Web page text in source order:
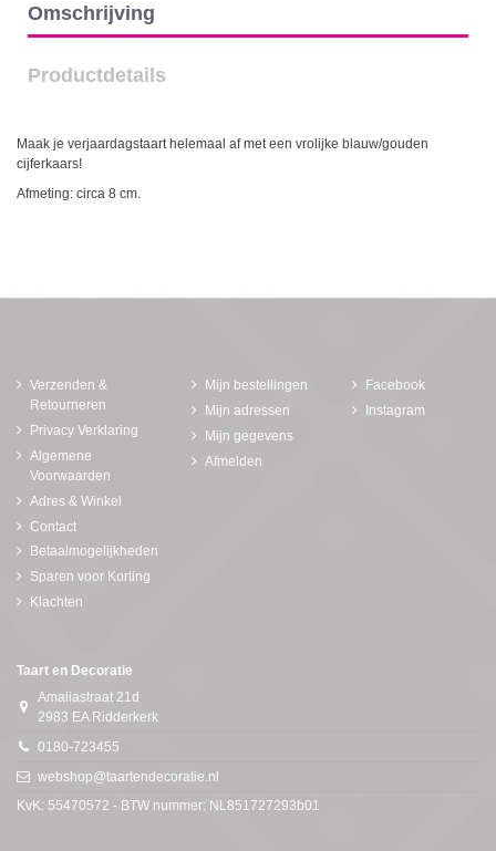
Omschrijving
Productdetails
Maak je verjaardagstaart helemaal af met een vrolijke blauw/gouden
cijferkaars!
Afmeting: circa 8 cm.
Verzenden &
Retourneren
Privacy Verklaring
Algemene
Voorwaarden
Adres & Winkel
Contact
Betaalmogelijkheden
Sparen voor Korting
Klachten
Mijn bestellingen
Mijn adressen
Mijn gegevens
Afmelden
Facebook
Instagram
Taart en Decoratie
Amaliastraat 21d
2983 EA Ridderkerk
0180-723455
webshop@taartendecoratie.nl
KvK: 55470572 - BTW nummer: NL851727293b01